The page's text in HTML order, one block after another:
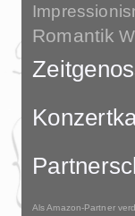
Romantik
Als Amazon-Partner